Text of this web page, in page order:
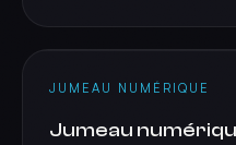
JUMEAU NUMÉRIQUE
Jumeau